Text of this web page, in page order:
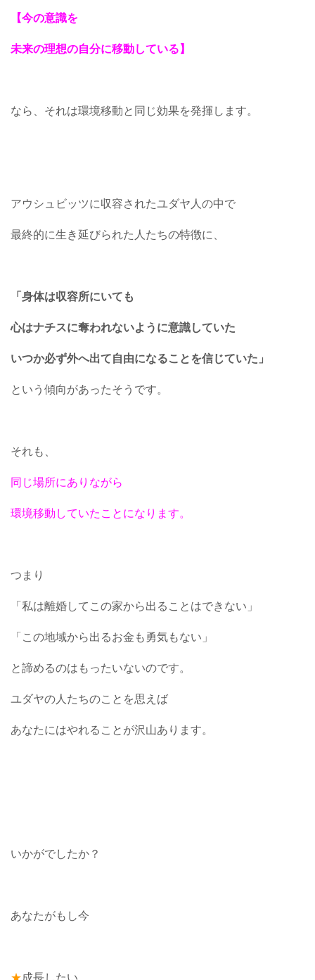
【今の意識を
未来の理想の自分に移動している】
なら、それは環境移動と同じ効果を発揮します。
アウシュビッツに収容されたユダヤ人の中で
最終的に生き延びられた人たちの特徴に、
「身体は収容所にいても
心はナチスに奪われないように意識していた
いつか必ず外へ出て自由になることを信じていた」
という傾向があったそうです。
それも、
同じ場所にありながら
環境移動していたことになります。
つまり
「私は離婚してこの家から出ることはできない」
「この地域から出るお金も勇気もない」
と諦めるのはもったいないのです。
ユダヤの人たちのことを思えば
あなたにはやれることが沢山あります。
いかがでしたか？
あなたがもし今